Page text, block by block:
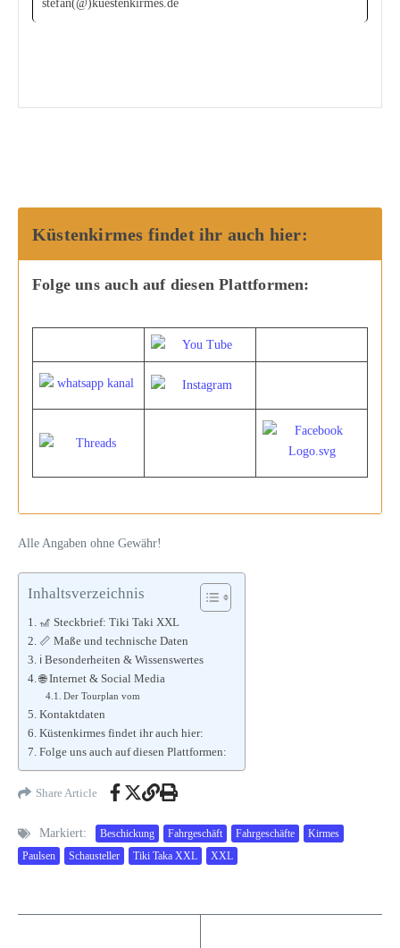
stefan(@)kuestenkirmes.de
Küstenkirmes findet ihr auch hier:
Folge uns auch auf diesen Plattformen:
Alle Angaben ohne Gewähr!
Inhaltsverzeichnis
🎢 Steckbrief: Tiki Taki XXL
📏 Maße und technische Daten
ℹ️ Besonderheiten & Wissenswertes
🌐 Internet & Social Media
Der Tourplan vom
Kontaktdaten
Küstenkirmes findet ihr auch hier:
Folge uns auch auf diesen Plattformen:
Share Article
Markiert: Beschickung Fahrgeschäft Fahrgeschäfte
Kirmes
Paulsen
Schausteller Tiki Taka XXL XXL